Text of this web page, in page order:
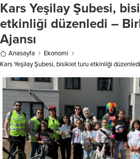
Kars Yeşilay Şubesi,
etkinliği düzenledi –
Ajansı
Anasayfa
Ekonomi
Kars Yeşilay Şubesi, bisiklet turu etkinliği